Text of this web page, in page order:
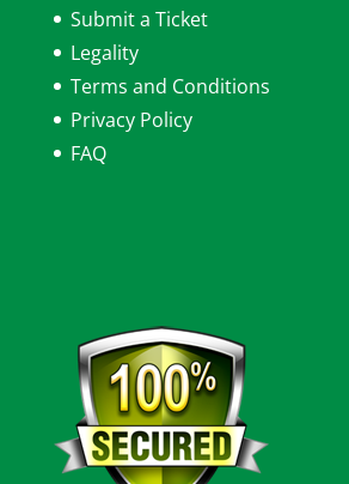
Submit a Ticket
Legality
Terms and Conditions
Privacy Policy
FAQ